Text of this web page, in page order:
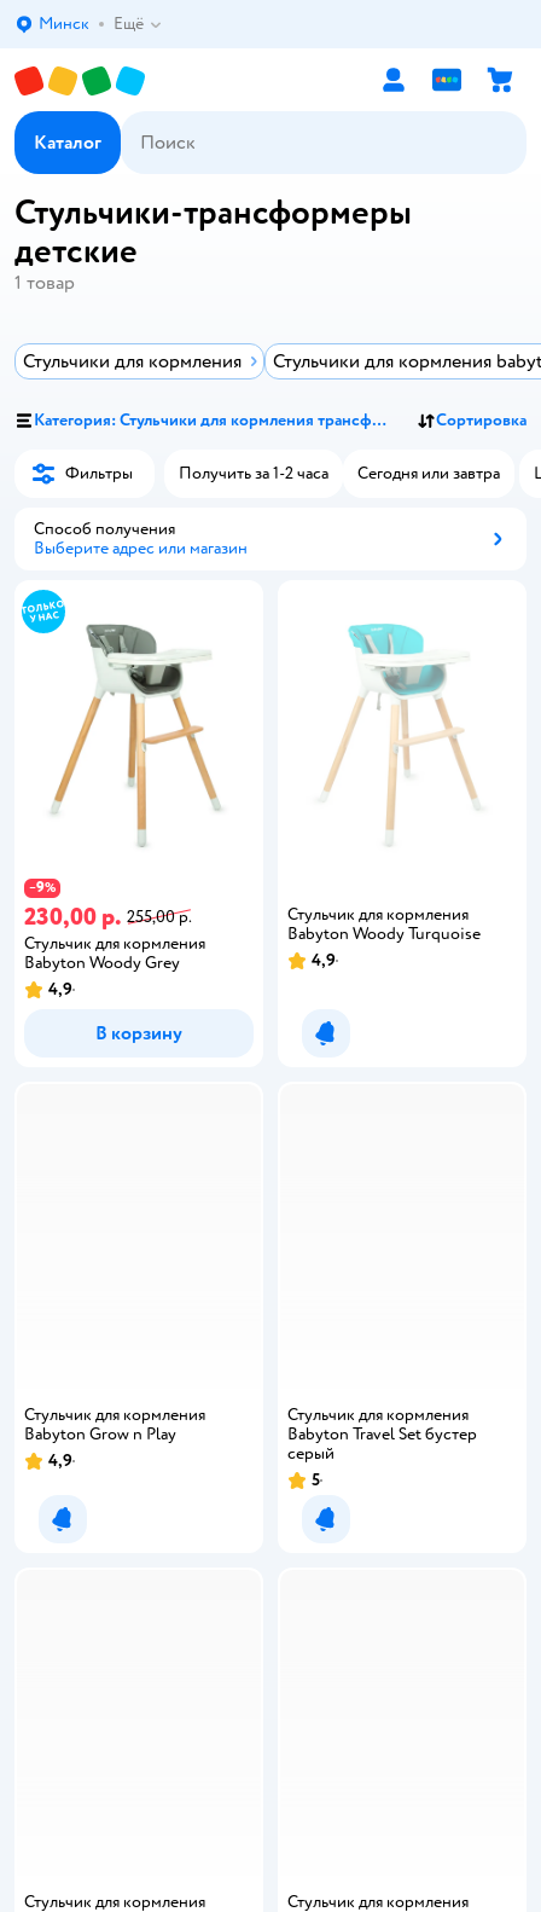
Выбор адреса доставки.
Минск Ещё
Каталог
Стульчики-трансформеры
детские
1 товар
Стульчики для кормления Стульчики для кормления
Категория: Стульчики для кормления трансформеры Сортировка
Фильтры Получить за 1-2 часа Сегодня или завтра
Способ получения
Выберите адрес или магазин
−9%
230,00 р. 255,00 р.
Стульчик для кормления
Babyton Woody Grey
4,9
В корзину
Стульчик для кормления
Babyton Woody Turquoise
4,9
Уведомить о появлении
Стульчик для кормления
Babyton Grow n Play
4,9
Уведомить о появлении
Стульчик для кормления
Babyton Travel Set бустер
серый
5
Уведомить о появлении
Стульчик для кормления
Стульчик для кормления